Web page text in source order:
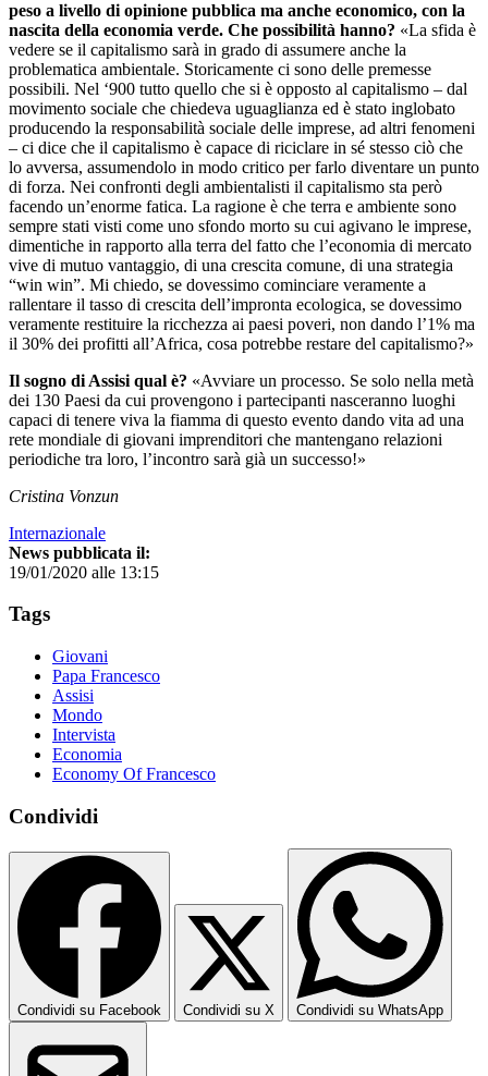
peso a livello di opinione pubblica ma anche economico, con la
nascita della economia verde. Che possibilità hanno? «La sfida è
vedere se il capitalismo sarà in grado di assumere anche la
problematica ambientale. Storicamente ci sono delle premesse
possibili. Nel ‘900 tutto quello che si è opposto al capitalismo – dal
movimento sociale che chiedeva uguaglianza ed è stato inglobato
producendo la responsabilità sociale delle imprese, ad altri fenomeni
– ci dice che il capitalismo è capace di riciclare in sé stesso ciò che
lo avversa, assumendolo in modo critico per farlo diventare un punto
di forza. Nei confronti degli ambientalisti il capitalismo sta però
facendo un’enorme fatica. La ragione è che terra e ambiente sono
sempre stati visti come uno sfondo morto su cui agivano le imprese,
dimentiche in rapporto alla terra del fatto che l’economia di mercato
vive di mutuo vantaggio, di una crescita comune, di una strategia
“win win”. Mi chiedo, se dovessimo cominciare veramente a
rallentare il tasso di crescita dell’impronta ecologica, se dovessimo
veramente restituire la ricchezza ai paesi poveri, non dando l’1% ma
il 30% dei profitti all’Africa, cosa potrebbe restare del capitalismo?»
Il sogno di Assisi qual è? «Avviare un processo. Se solo nella metà
dei 130 Paesi da cui provengono i partecipanti nasceranno luoghi
capaci di tenere viva la fiamma di questo evento dando vita ad una
rete mondiale di giovani imprenditori che mantengano relazioni
periodiche tra loro, l’incontro sarà già un successo!»
Cristina Vonzun
Internazionale
News pubblicata il:
19/01/2020 alle 13:15
Tags
Giovani
Papa Francesco
Assisi
Mondo
Intervista
Economia
Economy Of Francesco
Condividi
Condividi su Facebook Condividi su X Condividi su WhatsApp